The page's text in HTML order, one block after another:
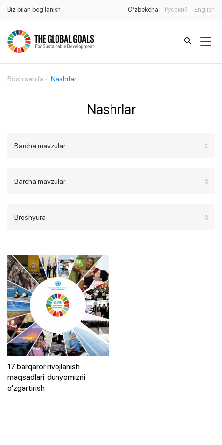
Biz bilan bog'lanish O’zbekcha Русский English
Bosh sahifa Nashrlar
Nashrlar
Barcha mavzular
Barcha mavzular
Broshyura
17 barqaror rivojlanish
maqsadlari: dunyomizni
o'zgartirish